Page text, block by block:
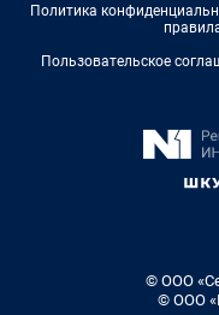
Политика
Пользовательское
© ООО
© ООО